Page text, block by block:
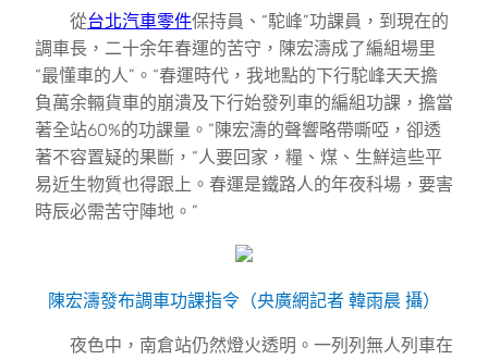
從台北汽車零件保持員、“駝峰”功課員，到現在的
調車長，二十余年春運的苦守，陳宏濤成了編組場里
“最懂車的人”。“春運時代，我地點的下行駝峰天天擔
負萬余輛貨車的崩潰及下行始發列車的編組功課，擔當
著全站60%的功課量。”陳宏濤的聲響略帶嘶啞，卻透
著不容置疑的果斷，“人要回家，糧、煤、生鮮這些平
易近生物質也得跟上。春運是鐵路人的年夜科場，要害
時辰必需苦守陣地。”
陳宏濤發布調車功課指令（央廣網記者 韓雨晨 攝）
夜色中，南倉站仍然燈火透明。一列列無人列車在